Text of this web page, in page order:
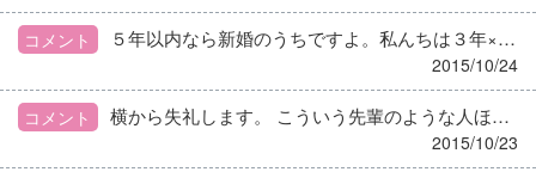
コメント ５年以内なら新婚のうちですよ。私んちは３年×１１ですからね～。 今度嘘でもいいから「職場の若いイケメンの男の子呼びた～い！！」って言ってみたら？
2015/10/24
コメント 横から失礼します。 こういう先輩のような人ほど、振られた時のギャップに耐え切れず、豹変してとんでもない行動にでそうな気もします… 事件にならければいいですけどね～。
2015/10/23